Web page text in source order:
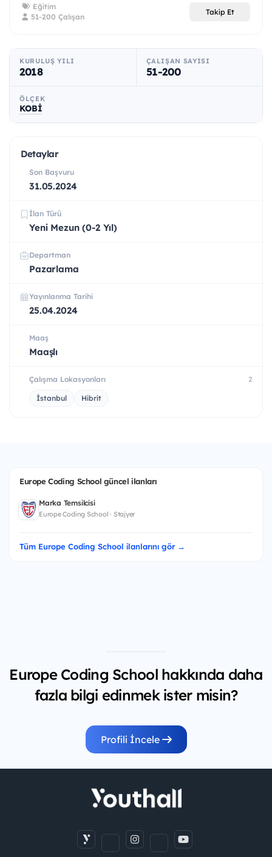
Eğitim
51-200 Çalışan
Takip Et
KURULUŞ YILI
2018
ÇALIŞAN SAYISI
51-200
ÖLÇEK
KOBİ
Detaylar
Son Başvuru
31.05.2024
İlan Türü
Yeni Mezun (0-2 Yıl)
Departman
Pazarlama
Yayınlanma Tarihi
25.04.2024
Maaş
Maaşlı
Çalışma Lokasyonları 2
İstanbul Hibrit
Europe Coding School güncel ilanları
Marka Temsilcisi
Europe Coding School · Stajyer
Tüm Europe Coding School ilanlarını gör →
Europe Coding School hakkında daha
fazla bilgi edinmek ister misin?
Profili İncele